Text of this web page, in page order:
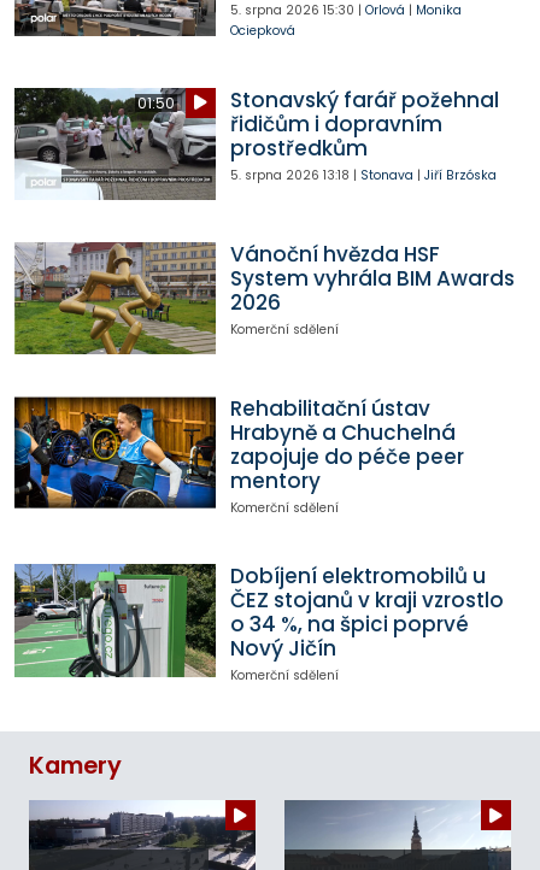
5. srpna 2026 15:30 | Orlová | Monika
Ociepková
01:50
Stonavský farář požehnal
řidičům i dopravním
prostředkům
5. srpna 2026 13:18 | Stonava | Jiří Brzóska
Vánoční hvězda HSF
System vyhrála BIM Awards
2026
Komerční sdělení
Rehabilitační ústav
Hrabyně a Chuchelná
zapojuje do péče peer
mentory
Komerční sdělení
Dobíjení elektromobilů u
ČEZ stojanů v kraji vzrostlo
o 34 %, na špici poprvé
Nový Jičín
Komerční sdělení
Kamery